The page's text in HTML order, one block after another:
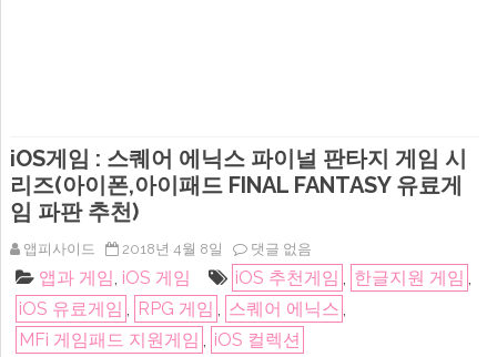
iOS게임 : 스퀘어 에닉스 파이널 판타지 게임 시
리즈(아이폰,아이패드 FINAL FANTASY 유료게
임 파판 추천)
앱피사이드 2018년 4월 8일
iOS
게
임
:
스
퀘
어
댓글 없음
앱과 게임 iOS 게임 iOS 추천게임 한글지원 게임
iOS 유료게임
RPG 게임 스퀘어 에닉스
MFi 게임패드 지원게임
iOS 컬렉션